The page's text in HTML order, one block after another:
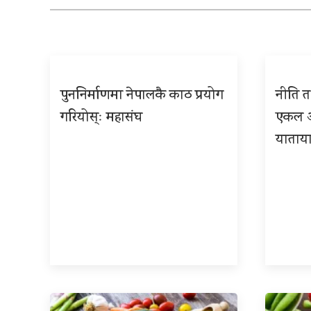
पुननिर्माणमा नेपालकै काठ प्रयोग
गरियोस्ः महासंघ
नीति
एकल